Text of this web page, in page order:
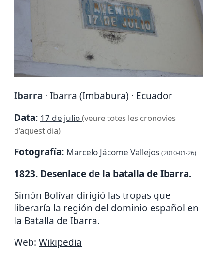
Ibarra · Ibarra (Imbabura) · Ecuador
Data: 17 de julio(veure totes les cronovies
d’aquest dia)
Fotografía: Marcelo Jácome Vallejos (2010-01-26)
1823. Desenlace de la batalla de Ibarra.
Simón Bolívar dirigió las tropas que
liberaría la región del dominio español en
la Batalla de Ibarra.
Web: Wikipedia